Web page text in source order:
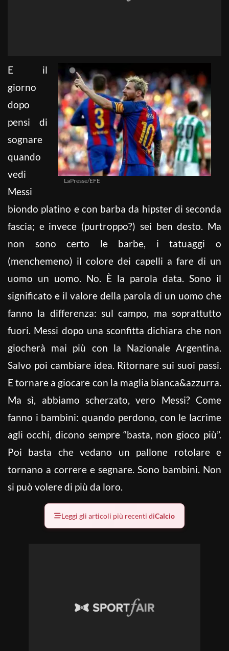
LaPresse/EFE
E il
giorno
dopo
pensi di
sognare
quando
vedi
Messi
biondo platino e con barba da hipster di seconda
fascia; e invece (purtroppo?) sei ben desto. Ma
non sono certo le barbe, i tatuaggi o
(menchemeno) il colore dei capelli a fare di un
uomo un uomo. No. È la parola data. Sono il
significato e il valore della parola di un uomo che
fanno la differenza: sul campo, ma soprattutto
fuori. Messi dopo una sconfitta dichiara che non
giocherà mai più con la Nazionale Argentina.
Salvo poi cambiare idea. Ritornare sui suoi passi.
E tornare a giocare con la maglia bianca&azzurra.
Ma sì, abbiamo scherzato, vero Messi? Come
fanno i bambini: quando perdono, con le lacrime
agli occhi, dicono sempre “basta, non gioco più”.
Poi basta che vedano un pallone rotolare e
tornano a correre e segnare. Sono bambini. Non
si può volere di più da loro.
Leggi gli articoli più recenti diCalcio